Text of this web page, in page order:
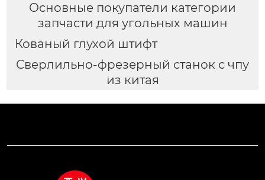
Основные покупатели категории
запчасти для угольных машин
Кованый глухой штифт
Сверлильно-фрезерный станок с чпу
из китая